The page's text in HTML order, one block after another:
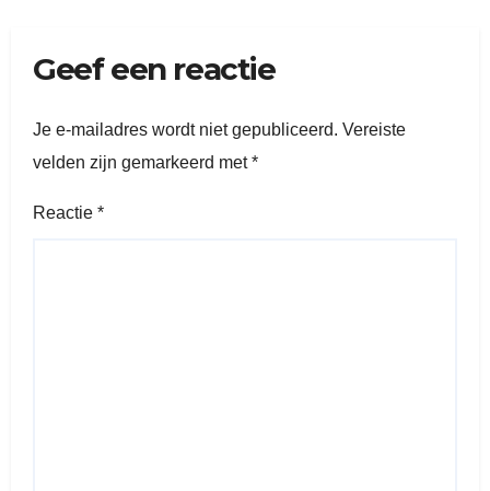
Geef een reactie
Je e-mailadres wordt niet gepubliceerd. Vereiste
velden zijn gemarkeerd met*
Reactie *